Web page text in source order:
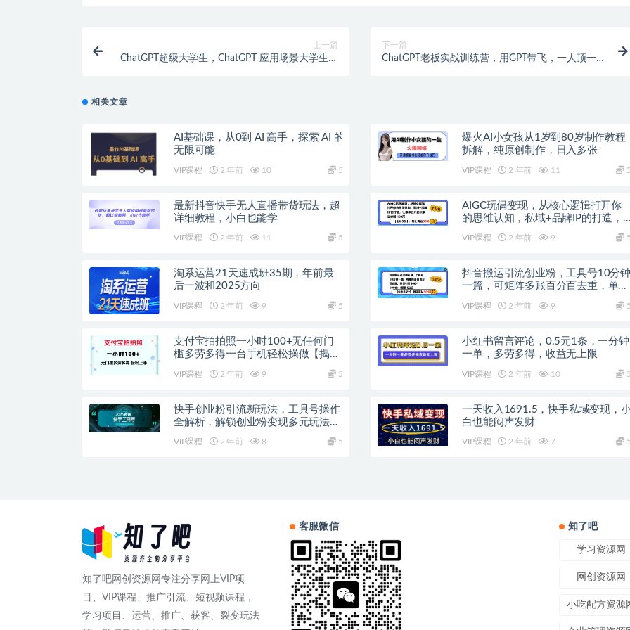
上一篇
ChatGPT超级大学生，ChatGPT 应用场景大学生学
下一篇
ChatGPT老板实战训练营，用GPT带飞，一人顶一个
相关文章
AI基础课，从0到 AI 高手，探索 AI 的
无限可能
VIP课程 2 年前 10 5
爆火AI小女孩从1岁到80岁制作教程
拆解，纯原创制作，日入多张
VIP课程 2 年前 11 5
最新抖音快手无人直播带货玩法，超
详细教程，小白也能学
VIP课程 2 年前 11 5
AIGC玩偶变现，从核心逻辑打开你
的思维认知，私域+品牌IP的打造，
VIP课程 2 年前 9 5
淘系运营21天速成班35期，年前最
后一波和2025方向
VIP课程 2 年前 9 5
抖音搬运引流创业粉，工具号10分钟
一篇，可矩阵多账百分百去重，单日
VIP课程 2 年前 9 5
支付宝拍拍照一小时100+无任何门
槛多劳多得一台手机轻松操做【揭
VIP课程 2 年前 9 5
小红书留言评论，0.5元1条，一分钟
一单，多劳多得，收益无上限
VIP课程 2 年前 10 5
快手创业粉引流新玩法，工具号操作
全解析，解锁创业粉变现多元玩法，
VIP课程 2 年前 8 5
一天收入1691.5，快手私域变现，
白也能闷声发财
VIP课程 2 年前 7 5
知了吧网创资源网专注分享网上VIP项
目、VIP课程、推广引流、短视频课程，
学习项目、运营、推广、获客、裂变玩法
客服微信 知了吧
学习资源网
网创资源网
小吃配方资源